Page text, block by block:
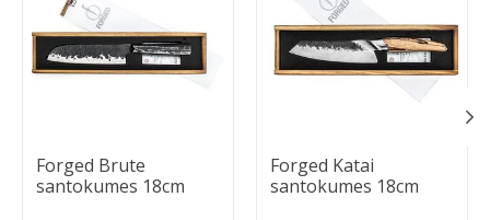
Forged Brute
santokumes 18cm
Forged Katai
santokumes 18cm